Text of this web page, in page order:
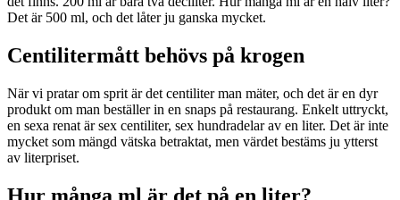
Det är 500 ml, och det låter ju ganska mycket.
Centilitermått behövs på krogen
När vi pratar om sprit är det centiliter man mäter, och det är en dyr
produkt om man beställer in en snaps på restaurang. Enkelt uttryckt,
en sexa renat är sex centiliter, sex hundradelar av en liter. Det är inte
mycket som mängd vätska betraktat, men värdet bestäms ju ytterst
av literpriset.
Hur många ml är det på en liter?